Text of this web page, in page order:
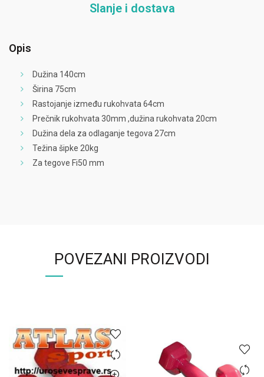
Slanje i dostava
Opis
Dužina 140cm
Širina 75cm
Rastojanje između rukohvata 64cm
Prečnik rukohvata 30mm ,dužina rukohvata 20cm
Dužina dela za odlaganje tegova 27cm
Težina šipke 20kg
Za tegove Fi50 mm
POVEZANI PROIZVODI